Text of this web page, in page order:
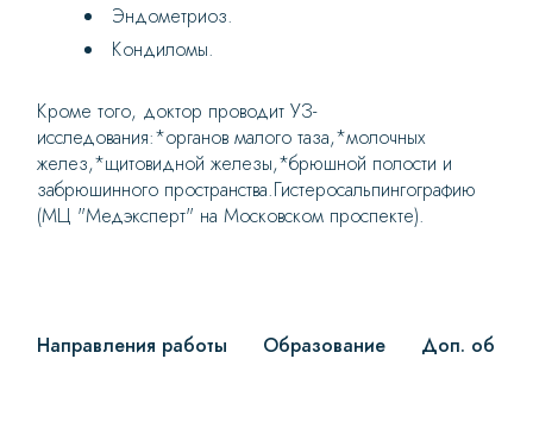
Эндометриоз.
Кондиломы.
Кроме того, доктор проводит УЗ-
исследования:*органов малого таза,*молочных
желез,*щитовидной железы,*брюшной полости и
забрюшинного пространства.Гистеросальпингографию
(МЦ "Медэксперт" на Московском проспекте).
Направления работы Образование Доп.